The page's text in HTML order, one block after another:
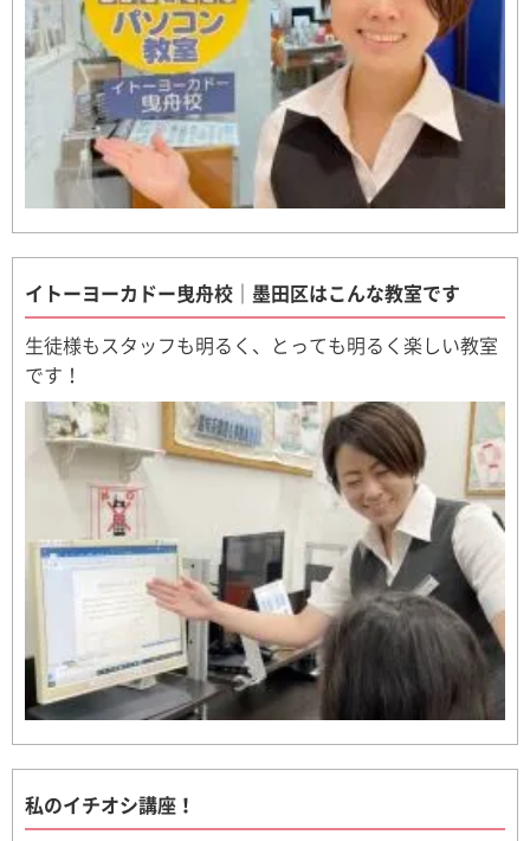
イトーヨーカドー曳舟校｜墨田区はこんな教室です
生徒様もスタッフも明るく、とっても明るく楽しい教室
です！
私のイチオシ講座！